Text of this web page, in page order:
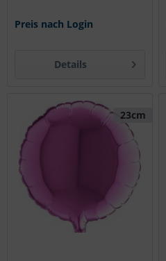
Preis nach Login
Details
23cm